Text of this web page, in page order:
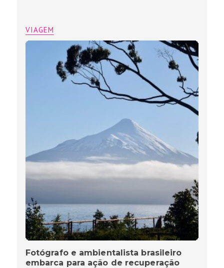
VIAGEM
Fotógrafo e ambientalista brasileiro
embarca para ação de recuperação